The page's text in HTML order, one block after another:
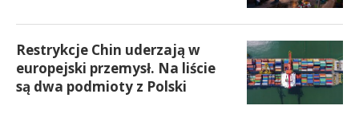
Restrykcje Chin uderzają w
europejski przemysł. Na liście
są dwa podmioty z Polski